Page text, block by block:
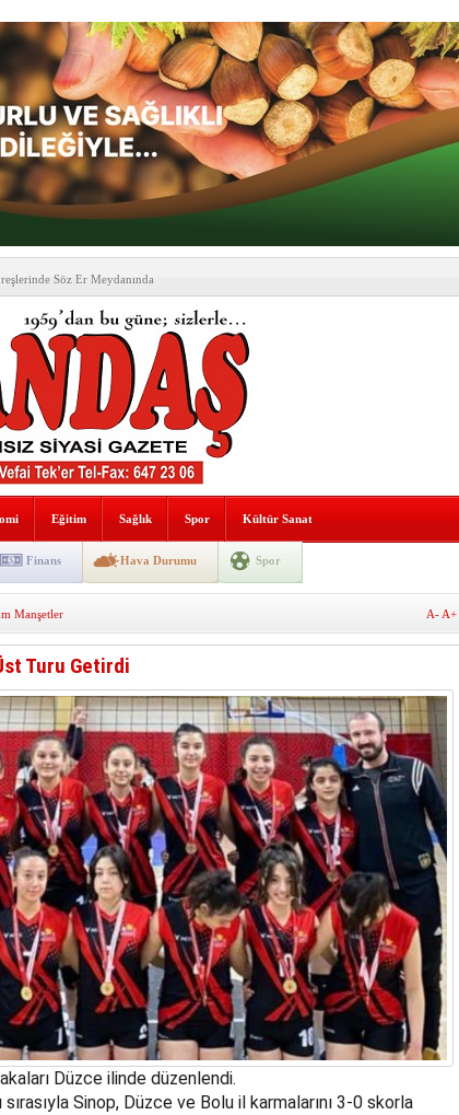
Söz Er Meydanında
Platformu’ndan Vezirköprü
olsun’ ziyareti
etti
istifa depremi yaşandı!
Eğitim Sağlık Spor Kültür Sanat
Finans Hava Durumu Spor
Manşetler A- A+
Turu Getirdi
Düzce ilinde düzenlendi.
Sinop, Düzce ve Bolu il karmalarını 3-0 skorla